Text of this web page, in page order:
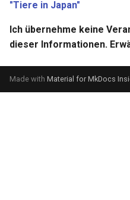
"Tiere in Japan"
Ich übernehme keine
dieser Informationen.
Made with Material for MkDocs